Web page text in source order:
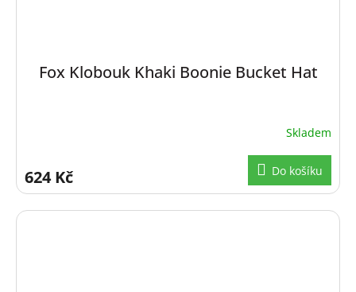
Fox Klobouk Khaki Boonie Bucket Hat
Skladem
624 Kč Do košíku